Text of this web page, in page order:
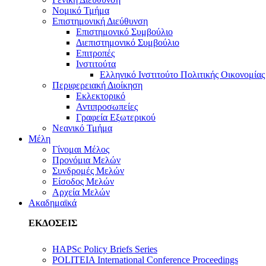
Νομικό Τμήμα
Επιστημονική Διεύθυνση
Επιστημονικό Συμβούλιο
Διεπιστημονικό Συμβούλιο
Επιτροπές
Ινστιτούτα
Ελληνικό Ινστιτούτο Πολιτικής
Περιφερειακή Διοίκηση
Εκλεκτορικό
Αντιπροσωπείες
Γραφεία Εξωτερικού
Νεανικό Τμήμα
Μέλη
Γίνομαι Μέλος
Προνόμια Μελών
Συνδρομές Μελών
Είσοδος Μελών
Αρχεία Μελών
Ακαδημαϊκά
ΕΚΔΟΣΕΙΣ
HAPSc Policy Briefs Series
POLITEIA International Conference Proceedings